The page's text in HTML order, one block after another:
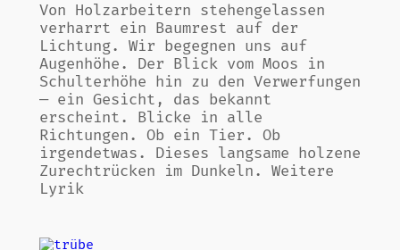
Von Holzarbeitern stehengelassen
verharrt ein Baumrest auf der
Lichtung. Wir begegnen uns auf
Augenhöhe. Der Blick vom Moos in
Schulterhöhe hin zu den Verwerfungen
— ein Gesicht, das bekannt
erscheint. Blicke in alle
Richtungen. Ob ein Tier. Ob
irgendetwas. Dieses langsame holzene
Zurechtrücken im Dunkeln. Weitere
Lyrik